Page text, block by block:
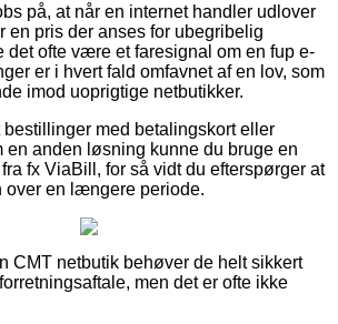
på, at når en internet handler udlover
en pris der anses for ubegribelig
det ofte være et faresignal om en fup e-
er i hvert fald omfavnet af en lov, som
imod uoprigtige netbutikker.
med betalingskort eller
en anden løsning kunne du bruge en
fx ViaBill, for så vidt du efterspørger at
over en længere periode.
CMT netbutik behøver de helt sikkert
men det er ofte ikke